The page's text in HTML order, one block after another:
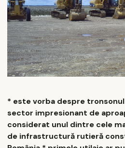
* este vorba despre
sector impresionant de
considerat unul dintre cele
de infrastructură rutieră